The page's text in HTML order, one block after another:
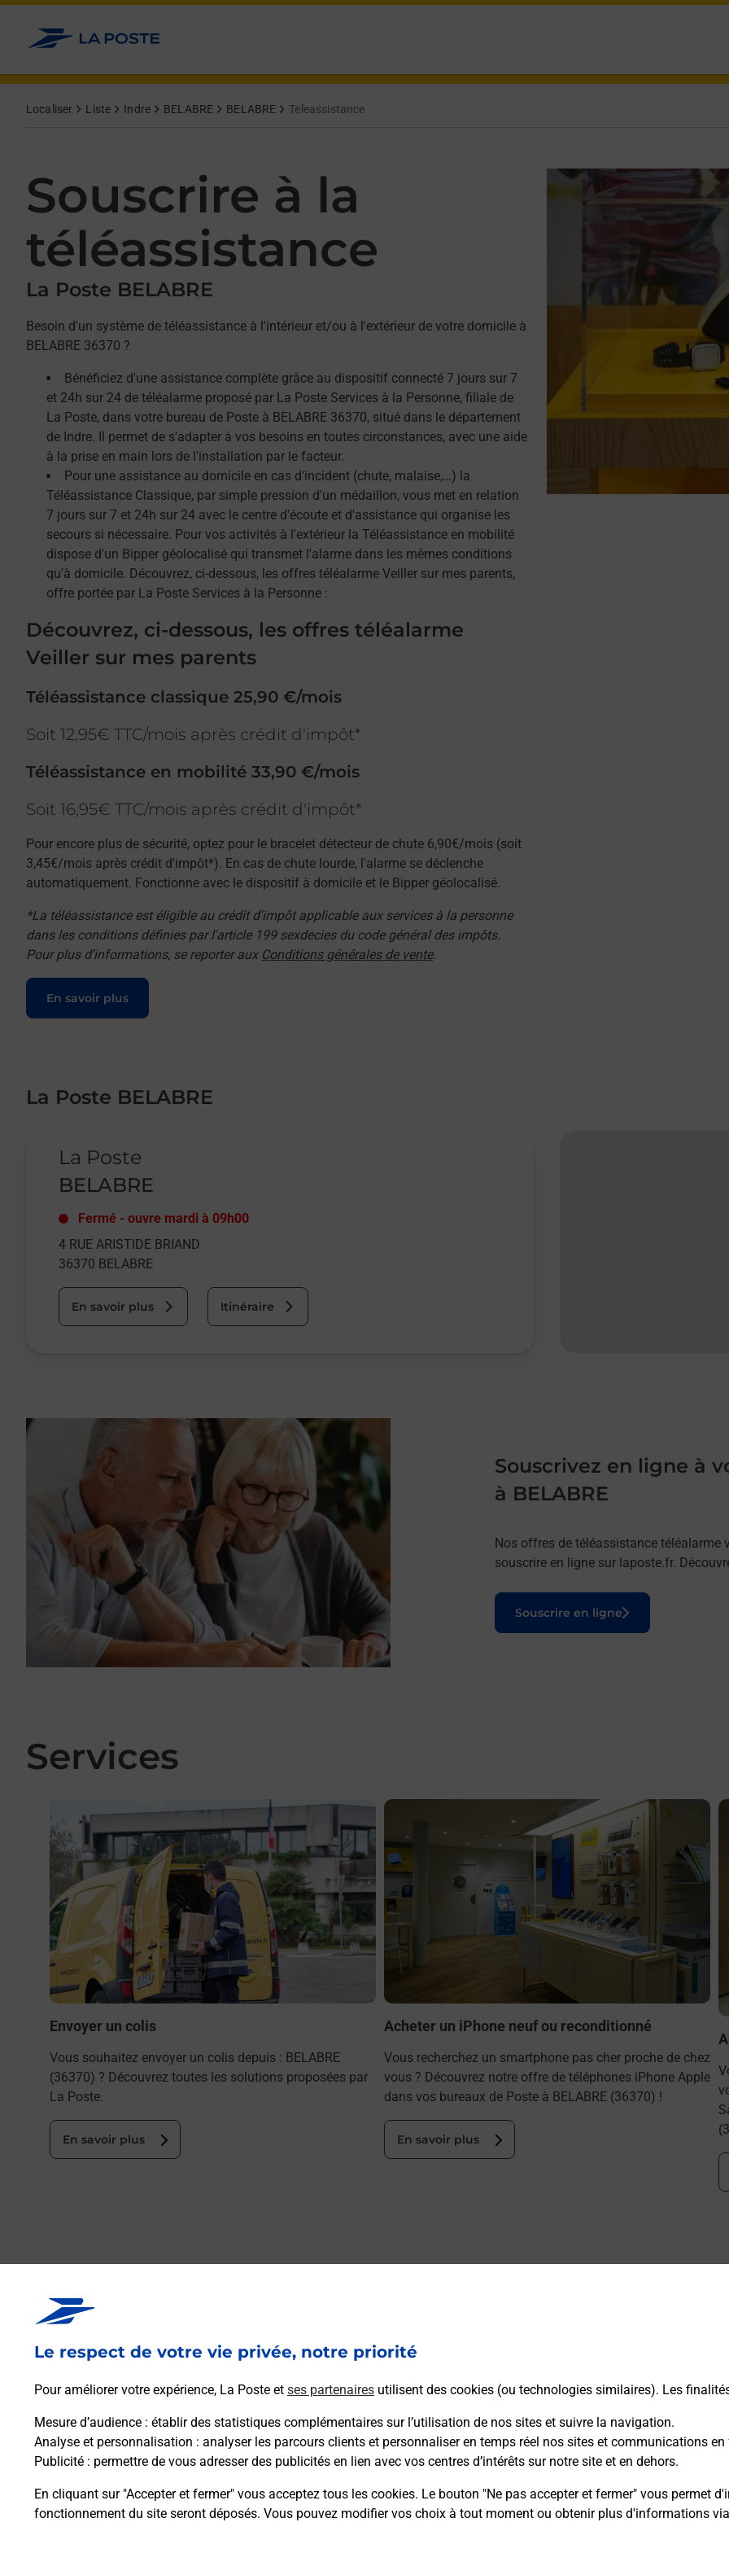
Le respect de votre vie privée, notre priorité
Pour améliorer votre expérience, La Poste et ses partenaires utilisent des cookies (ou technologies similaires). Les
Mesure d’audience : établir des statistiques complémentaires sur l’utilisation de nos sites et suivre la navigation.
Analyse et personnalisation : analyser les parcours clients et personnaliser en temps réel nos sites et communications
Publicité : permettre de vous adresser des publicités en lien avec vos centres d’intérêts sur notre site et en dehors.
En cliquant sur "Accepter et fermer" vous acceptez tous les cookies. Le bouton "Ne pas accepter et fermer" vous permet
fonctionnement du site seront déposés. Vous pouvez modifier vos choix à tout moment ou obtenir plus d'informations via
Allez au contenu
Localiser Liste Indre BELABRE BELABRE Teleassistance
Souscrire à la
téléassistance
La Poste BELABRE
Besoin d'un système de téléassistance à l'intérieur et/ou à l'extérieur de votre domicile à
BELABRE 36370 ?
Bénéficiez d'une assistance complète grâce au dispositif connecté 7 jours sur 7
et 24h sur 24 de téléalarme proposé par La Poste Services à la Personne, filiale de
La Poste, dans votre bureau de Poste à BELABRE 36370, situé dans le département
de Indre. Il permet de s'adapter à vos besoins en toutes circonstances, avec une aide
à la prise en main lors de l'installation par le facteur.
Pour une assistance au domicile en cas d'incident (chute, malaise,…) la
Téléassistance Classique, par simple pression d'un médaillon, vous met en relation
7 jours sur 7 et 24h sur 24 avec le centre d'écoute et d'assistance qui organise les
secours si nécessaire. Pour vos activités à l'extérieur la Téléassistance en mobilité
dispose d'un Bipper géolocalisé qui transmet l'alarme dans les mêmes conditions
qu'à domicile. Découvrez, ci-dessous, les offres téléalarme Veiller sur mes parents,
offre portée par La Poste Services à la Personne :
Découvrez, ci-dessous, les offres téléalarme
Veiller sur mes parents
Téléassistance classique 25,90 €/mois
Soit 12,95€ TTC/mois après crédit d'impôt*
Téléassistance en mobilité 33,90 €/mois
Soit 16,95€ TTC/mois après crédit d'impôt*
Pour encore plus de sécurité, optez pour le bracelet détecteur de chute 6,90€/mois (soit
3,45€/mois après crédit d'impôt*). En cas de chute lourde, l'alarme se déclenche
automatiquement. Fonctionne avec le dispositif à domicile et le Bipper géolocalisé.
*La téléassistance est éligible au crédit d'impôt applicable aux services à la personne
dans les conditions définies par l'article 199 sexdecies du code général des impôts.
Pour plus d'informations, se reporter aux Conditions générales de vente.
En savoir plus
Le lien s'ouvre dans un nouvel onglet
La Poste BELABRE
La Poste
BELABRE
Fermé - ouvre mardi à 09h00
4 RUE ARISTIDE BRIAND
36370 BELABRE
En savoir plus Itinéraire
Souscrivez en ligne à
à BELABRE
Nos offres de téléassistance téléalarme
souscrire en ligne sur laposte.fr.
Souscrire en ligne
Le lien s'ouvre dans un nouvel onglet
Services
Envoyer un colis
Vous souhaitez envoyer un colis depuis : BELABRE
(36370) ? Découvrez toutes les solutions proposées par
La Poste.
En savoir plus
En savoir plus
Acheter un iPhone neuf ou reconditionné
Vous recherchez un smartphone pas cher proche de chez
vous ? Découvrez notre offre de téléphones iPhone Apple
dans vos bureaux de Poste à BELABRE (36370) !
En savoir plus
La téléassistance classique avec médaillon d’alarme qu’est ce que c’est
Afficher ou masquer la réponse
Comment fonctionne la téléassistance classique ?
Afficher ou masquer la réponse
Comment est installée la téléassistance classique ?
Afficher ou masquer la réponse